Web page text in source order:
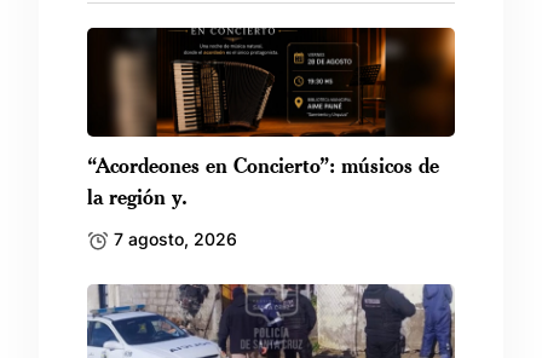
“Acordeones en Concierto”: músicos de
la región y.
7 agosto, 2026